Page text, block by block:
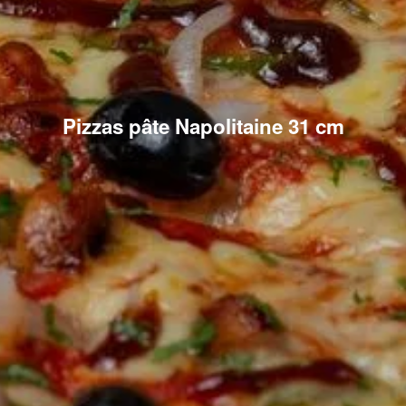
Pizzas pâte Napolitaine 31 cm